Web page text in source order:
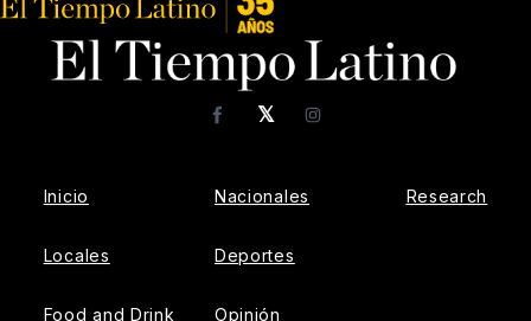
𝕏
FacebookInstagram
Inicio
Locales
Food and Drink
Nacionales
Deportes
Opinión
Research